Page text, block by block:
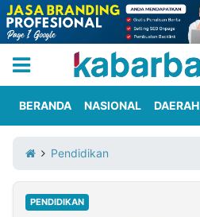
Iklan
Berita
Kami
BERANDA NASIONAL DAERAH
Pendidikan
PENDIDIKAN